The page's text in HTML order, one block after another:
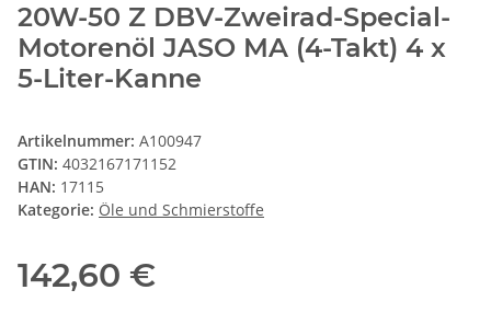
20W-50 Z DBV-Zweirad-Special-
Motorenöl JASO MA (4-Takt) 4 x
5-Liter-Kanne
Artikelnummer: A100947
GTIN: 4032167171152
HAN: 17115
Kategorie: Öle und Schmierstoffe
142,60 €